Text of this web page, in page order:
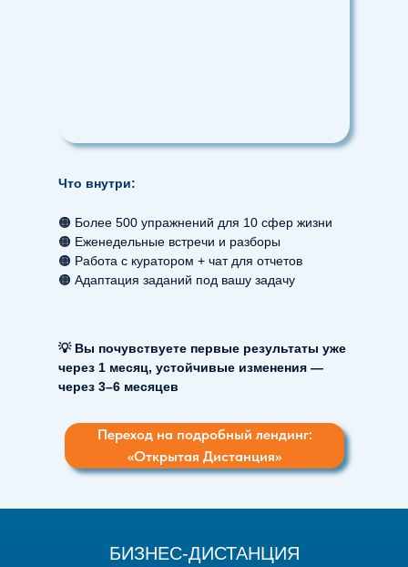
Переход на подробный лендинг:
«Открытая Дистанция»
💡 Вы почувствуете первые результаты уже
через 1 месяц, устойчивые изменения —
через 3–6 месяцев
🟠 Более 500 упражнений для 10 сфер жизни
🟠 Еженедельные встречи и разборы
🟠 Работа с куратором + чат для отчетов
🟠 Адаптация заданий под вашу задачу
Что внутри:
БИЗНЕС-ДИСТАНЦИЯ